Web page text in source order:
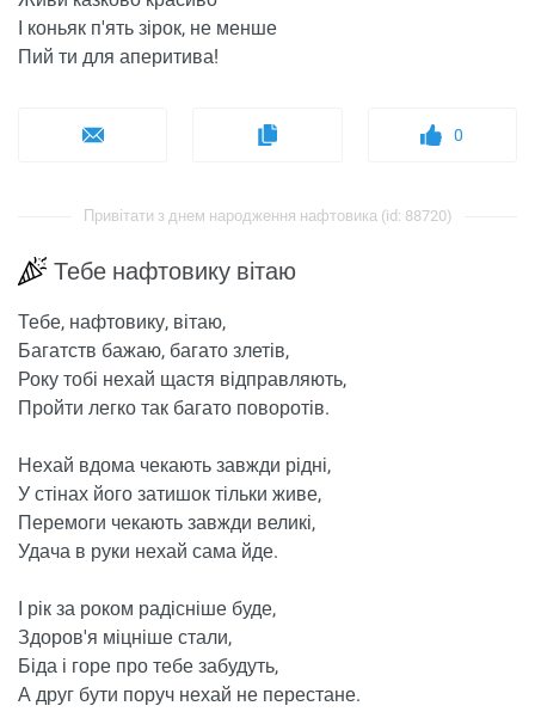
І коньяк п'ять зірок, не менше
Пий ти для аперитива!
0
Привітати з днем ​​народження нафтовика (id: 88720)
Тебе нафтовику вітаю
Тебе, нафтовику, вітаю,
Багатств бажаю, багато злетів,
Року тобі нехай щастя відправляють,
Пройти легко так багато поворотів.
Нехай вдома чекають завжди рідні,
У стінах його затишок тільки живе,
Перемоги чекають завжди великі,
Удача в руки нехай сама йде.
І рік за роком радісніше буде,
Здоров'я міцніше стали,
Біда і горе про тебе забудуть,
А друг бути поруч нехай не перестане.